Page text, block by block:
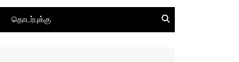
தொடர்புக்கு